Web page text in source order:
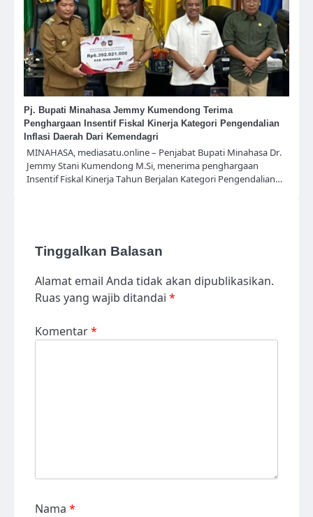
Pj. Bupati Minahasa Jemmy Kumendong Terima
Penghargaan Insentif Fiskal Kinerja Kategori Pengendalian
Inflasi Daerah Dari Kemendagri
MINAHASA, mediasatu.online – Penjabat Bupati Minahasa Dr.
Jemmy Stani Kumendong M.Si, menerima penghargaan
Insentif Fiskal Kinerja Tahun Berjalan Kategori Pengendalian…
Tinggalkan Balasan
Alamat email Anda tidak akan dipublikasikan.
Ruas yang wajib ditandai *
Komentar*
Nama *